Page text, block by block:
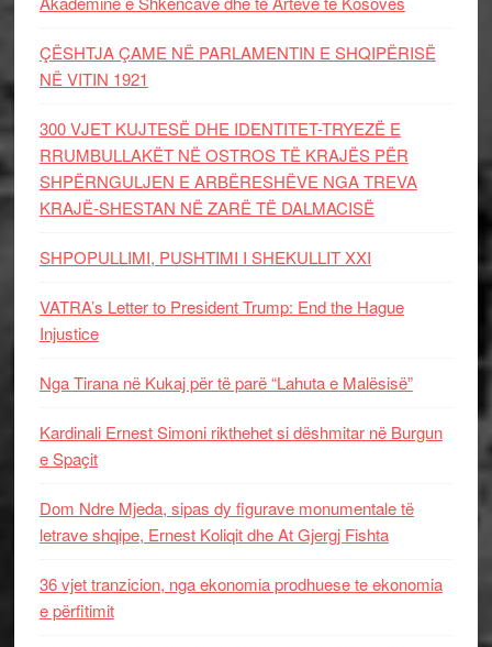
ÇËSHTJA ÇAME NË PARLAMENTIN E SHQIPËRISË
NË VITIN 1921
300 VJET KUJTESË DHE IDENTITET-TRYEZË E
RRUMBULLAKËT NË OSTROS TË KRAJËS PËR
SHPËRNGULJEN E ARBËRESHËVE NGA TREVA
KRAJË-SHESTAN NË ZARË TË DALMACISË
SHPOPULLIMI, PUSHTIMI I SHEKULLIT XXI
VATRA’s Letter to President Trump: End the Hague
Injustice
Nga Tirana në Kukaj për të parë “Lahuta e Malësisë”
Kardinali Ernest Simoni rikthehet si dëshmitar në Burgun
e Spaçit
Dom Ndre Mjeda, sipas dy figurave monumentale të
letrave shqipe, Ernest Koliqit dhe At Gjergj Fishta
36 vjet tranzicion, nga ekonomia prodhuese te ekonomia
e përfitimit